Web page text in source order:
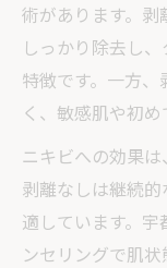
術があります。
しっかり除去し
特徴です。一方
く、敏感肌や初め
ニキビへの効果は
剥離なしは継続
適しています。
ンセリングで肌